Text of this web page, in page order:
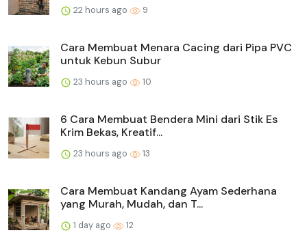
22 hours ago 9
Cara Membuat Menara Cacing dari Pipa PVC
untuk Kebun Subur
23 hours ago 10
6 Cara Membuat Bendera Mini dari Stik Es
Krim Bekas, Kreatif...
23 hours ago 13
Cara Membuat Kandang Ayam Sederhana
yang Murah, Mudah, dan T...
1 day ago 12